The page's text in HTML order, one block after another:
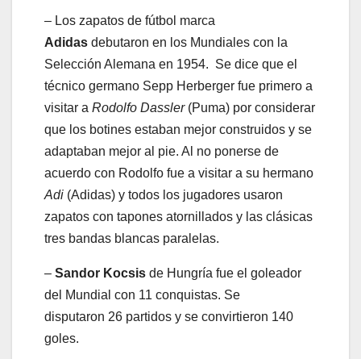
– Los zapatos de fútbol marca
Adidas debutaron en los Mundiales con la
Selección Alemana en 1954. Se dice que el
técnico germano Sepp Herberger fue primero a
visitar a Rodolfo Dassler(Puma) por considerar
que los botines estaban mejor construidos y se
adaptaban mejor al pie. Al no ponerse de
acuerdo con Rodolfo fue a visitar a su hermano
Adi (Adidas) y todos los jugadores usaron
zapatos con tapones atornillados y las clásicas
tres bandas blancas paralelas.
– Sandor Kocsis de Hungría fue el goleador
del Mundial con 11 conquistas. Se
disputaron 26 partidos y se convirtieron 140
goles.